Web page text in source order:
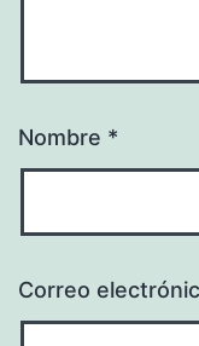
Nombre *
Correo